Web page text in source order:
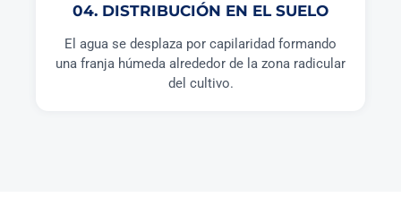
04. DISTRIBUCIÓN EN EL SUELO
El agua se desplaza por capilaridad formando
una franja húmeda alrededor de la zona radicular
del cultivo.